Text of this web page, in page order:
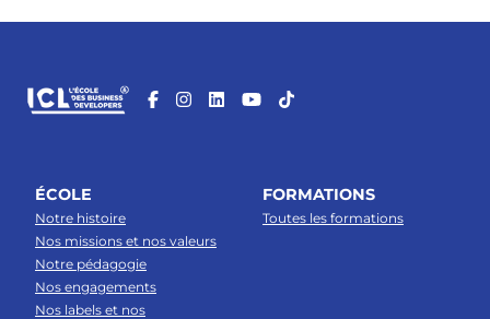
ÉCOLE
Notre histoire
Nos missions et nos valeurs
Notre pédagogie
Nos engagements
Nos labels et nos
FORMATIONS
Toutes les formations